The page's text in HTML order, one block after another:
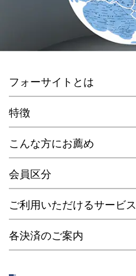
フォーサイトとは
特徴
こんな方にお薦め
会員区分
ご利用いただけるサービス
各決済のご案内